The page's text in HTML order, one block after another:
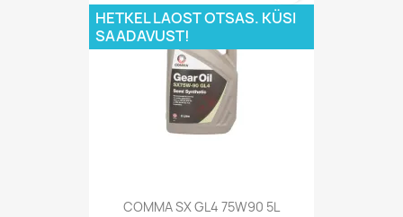
COMMA SX GL4 75W90 5L
HETKEL LAOST OTSAS. KÜSI
SAADAVUST!